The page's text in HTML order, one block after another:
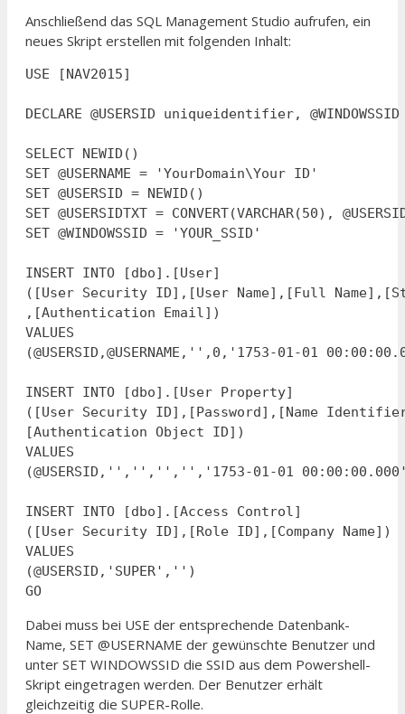
Anschließend das SQL Management Studio aufrufen, ein
neues Skript erstellen mit folgenden Inhalt:
USE [NAV2015]
DECLARE @USERSID uniqueidentifier,
SELECT NEWID()
SET @USERNAME = 'YourDomain\Your ID'
SET @USERSID = NEWID()
SET @USERSIDTXT = CONVERT(VARCHAR(50),
SET @WINDOWSSID = 'YOUR_SSID'
INSERT INTO [dbo].[User]
([User Security ID],[User Name],[Full
,[Authentication Email])
VALUES
(@USERSID,@USERNAME,'',0,'1753-01-01
INSERT INTO [dbo].[User Property]
([User Security ID],[Password],[Name
[Authentication Object ID])
VALUES
(@USERSID,'','','','','1753-01-01
INSERT INTO [dbo].[Access Control]
([User Security ID],[Role ID],[Company Name])
VALUES
(@USERSID,'SUPER','')
Dabei muss bei USE der entsprechende Datenbank-
Name, SET @USERNAME der gewünschte Benutzer und
unter SET WINDOWSSID die SSID aus dem Powershell-
Skript eingetragen werden. Der Benutzer erhält
gleichzeitig die SUPER-Rolle.